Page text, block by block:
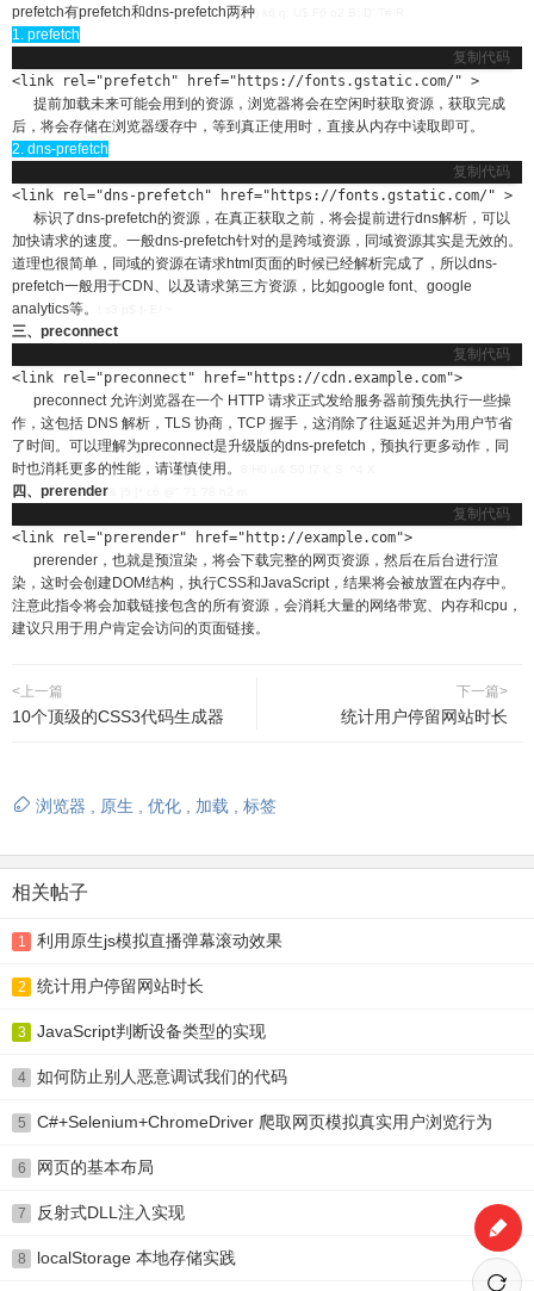
prefetch有prefetch和dns-prefetch两种
1. prefetch
复制代码
<link rel="prefetch" href="https://fonts.gstatic.com/" >
提前加载未来可能会用到的资源，浏览器将会在空闲时获取资源，获取完成
后，将会存储在浏览器缓存中，等到真正使用时，直接从内存中读取即可。
2. dns-prefetch
复制代码
<link rel="dns-prefetch" href="https://fonts.gstatic.com/" >
标识了dns-prefetch的资源，在真正获取之前，将会提前进行dns解析，可以
加快请求的速度。一般dns-prefetch针对的是跨域资源，同域资源其实是无效的。
道理也很简单，同域的资源在请求html页面的时候已经解析完成了，所以dns-
prefetch一般用于CDN、以及请求第三方资源，比如google font、google
analytics等。
三、preconnect
复制代码
<link rel="preconnect" href="https://cdn.example.com">
preconnect 允许浏览器在一个 HTTP 请求正式发给服务器前预先执行一些操
作，这包括 DNS 解析，TLS 协商，TCP 握手，这消除了往返延迟并为用户节省
了时间。可以理解为preconnect是升级版的dns-prefetch，预执行更多动作，同
时也消耗更多的性能，请谨慎使用。
四、prerender
复制代码
<link rel="prerender" href="http://example.com">
prerender，也就是预渲染，将会下载完整的网页资源，然后在后台进行渲
染，这时会创建DOM结构，执行CSS和JavaScript，结果将会被放置在内存中。
注意此指令将会加载链接包含的所有资源，会消耗大量的网络带宽、内存和cpu，
建议只用于用户肯定会访问的页面链接。
<上一篇
10个顶级的CSS3代码生成器
下一篇>
统计用户停留网站时长
浏览器 原生 优化 加载 标签
相关帖子
1 利用原生js模拟直播弹幕滚动效果
2 统计用户停留网站时长
3 JavaScript判断设备类型的实现
4 如何防止别人恶意调试我们的代码
5 C#+Selenium+ChromeDriver 爬取网页模拟真实用户浏览行为
6 网页的基本布局
7 反射式DLL注入实现
8 localStorage 本地存储实践